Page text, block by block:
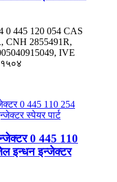
0 445 120 054 CAS
CNH 2855491R,
IVE
0 445 110
इन्धन इन्जेक्टर